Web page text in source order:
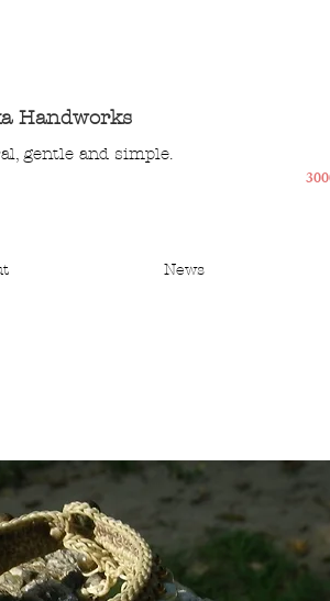
Handworks
gentle and simple.
News